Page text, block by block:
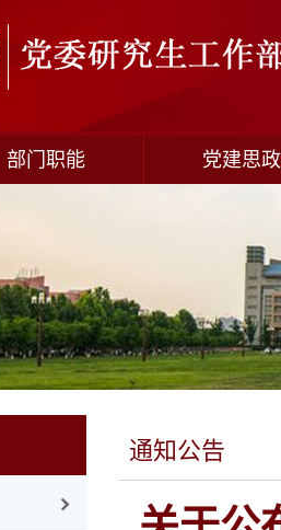
部门职能 党建思政
通知公告